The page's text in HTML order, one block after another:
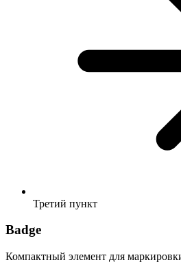
Третий пункт
Badge
Компактный элемент для